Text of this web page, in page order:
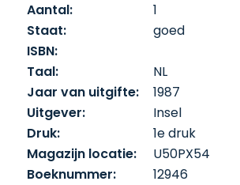
Aantal:
1
Staat:
goed
ISBN:
Taal:
NL
Jaar van uitgifte:
1987
Uitgever:
Insel
Druk:
1e druk
Magazijn locatie:
U50PX54
Boeknummer:
12946